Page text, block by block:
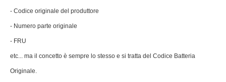
- Codice originale del produttore
- Numero parte originale
- FRU
etc... ma il concetto è sempre lo stesso e si tratta del Codice Batteria
Originale.